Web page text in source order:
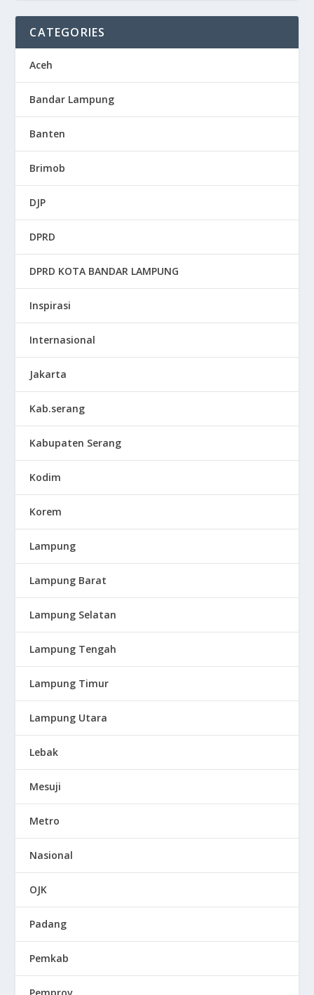
CATEGORIES
Aceh
Bandar Lampung
Banten
Brimob
DJP
DPRD
DPRD KOTA BANDAR LAMPUNG
Inspirasi
Internasional
Jakarta
Kab.serang
Kabupaten Serang
Kodim
Korem
Lampung
Lampung Barat
Lampung Selatan
Lampung Tengah
Lampung Timur
Lampung Utara
Lebak
Mesuji
Metro
Nasional
OJK
Padang
Pemkab